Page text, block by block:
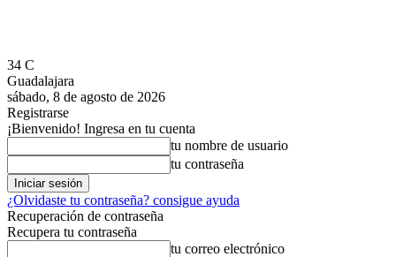
34 C
Guadalajara
sábado, 8 de agosto de 2026
Registrarse
¡Bienvenido! Ingresa en tu cuenta
tu nombre de usuario
tu contraseña
¿Olvidaste tu contraseña? consigue ayuda
Recuperación de contraseña
Recupera tu contraseña
tu correo electrónico